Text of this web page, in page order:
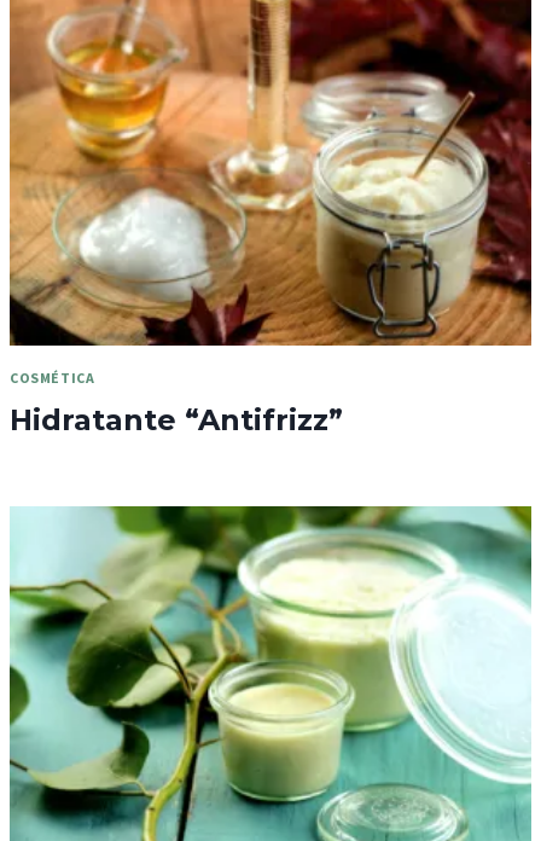
COSMÉTICA
Hidratante “Antifrizz”